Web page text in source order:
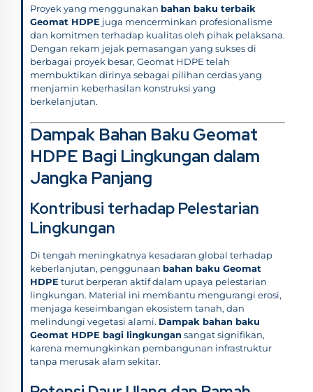
Proyek yang menggunakan bahan baku terbaik
Geomat HDPE juga mencerminkan profesionalisme
dan komitmen terhadap kualitas oleh pihak pelaksana.
Dengan rekam jejak pemasangan yang sukses di
berbagai proyek besar, Geomat HDPE telah
membuktikan dirinya sebagai pilihan cerdas yang
menjamin keberhasilan konstruksi yang
berkelanjutan.
Dampak Bahan Baku Geomat
HDPE Bagi Lingkungan dalam
Jangka Panjang
Kontribusi terhadap Pelestarian
Lingkungan
Di tengah meningkatnya kesadaran global terhadap
keberlanjutan, penggunaan bahan baku Geomat
HDPE turut berperan aktif dalam upaya pelestarian
lingkungan. Material ini membantu mengurangi erosi,
menjaga keseimbangan ekosistem tanah, dan
melindungi vegetasi alami. Dampak bahan baku
Geomat HDPE bagi lingkungansangat signifikan,
karena memungkinkan pembangunan infrastruktur
tanpa merusak alam sekitar.